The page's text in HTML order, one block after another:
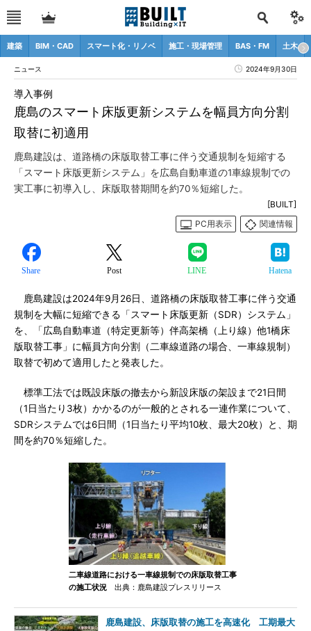
建築 BIM・CAD スマート化・リノベ 施工・現場管理 BAS・FM 土木
ニュース 2024年9月30日
鹿島のスマート床版更新システムを幅員方向分割
取替に初適用
導入事例
鹿島建設は、道路橋の床版取替工事に伴う交通規制を短縮する
「スマート床版更新システム」を広島自動車道の1車線規制での
実工事に初導入し、床版取替期間を約70％短縮した。
[BUILT]
PC用表示
関連情報
Share Post LINE Hatena
鹿島建設は2024年9月26日、道路橋の床版取替工事に伴う交通
規制を大幅に短縮できる「スマート床版更新（SDR）システム」
を、「広島自動車道（特定更新等）伴高架橋（上り線）他1橋床
版取替工事」に幅員方向分割（二車線道路の場合、一車線規制）
取替で初めて適用したと発表した。
標準工法では既設床版の撤去から新設床版の架設まで21日間
（1日当たり3枚）かかるのが一般的とされる一連作業について、
SDRシステムでは6日間（1日当たり平均10枚、最大20枚）と、期
間を約70％短縮した。
二車線道路における一車線規制での床版取替工事
の施工状況 出典：鹿島建設プレスリリース
鹿島建設、床版取替の施工を高速化 工期最大